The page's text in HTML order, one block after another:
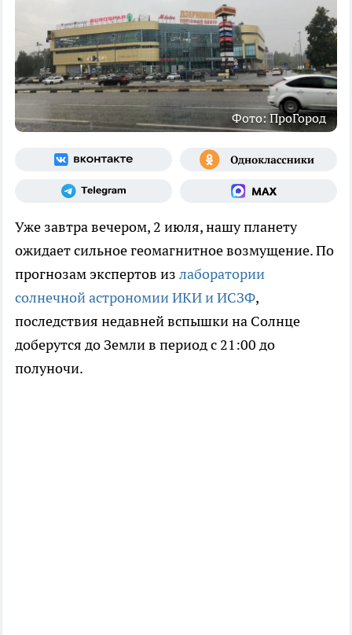
Фото: ПроГород
Уже завтра вечером, 2 июля, нашу планету
ожидает сильное геомагнитное возмущение. По
прогнозам экспертов из лаборатории
солнечной астрономии ИКИ и ИСЗФ,
последствия недавней вспышки на Солнце
доберутся до Земли в период с 21:00 до
полуночи.